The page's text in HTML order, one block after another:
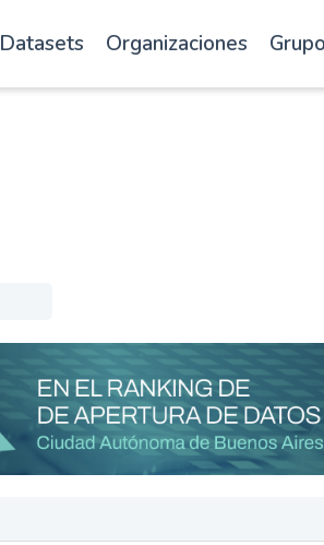
Datasets Organizaciones